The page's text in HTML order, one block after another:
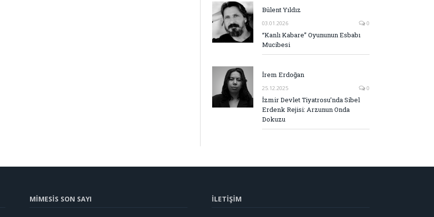
Bülent Yıldız
03.01.2026 0
“Kanlı Kabare” Oyununun Esbabı
Mucibesi
İrem Erdoğan
25.12.2025 0
İzmir Devlet Tiyatrosu’nda Sibel
Erdenk Rejisi: Arzunun Onda
Dokuzu
MİMESİS SON SAYI İLETİŞİM